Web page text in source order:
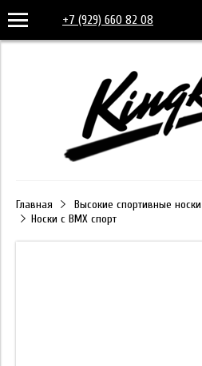
+7 (929) 660 82 08
Главная Высокие спортивные носки
Носки с BMX спорт